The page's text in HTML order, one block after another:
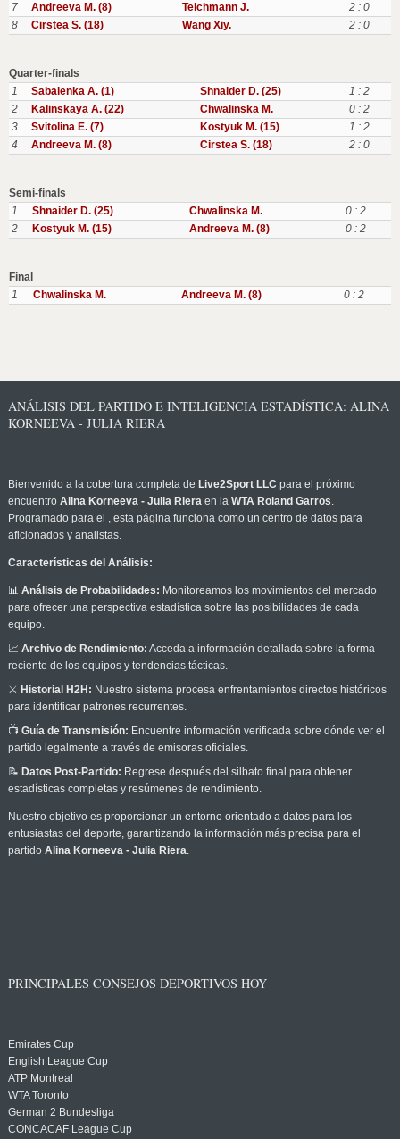
7
Andreeva M. (8) Teichmann J.
2 : 0
8
Cirstea S. (18) Wang Xiy. 2 : 0
Quarter-finals
1
Sabalenka A. (1) Shnaider D. (25)
1 : 2
2
Kalinskaya A. (22) Chwalinska M.
0 : 2
3
Svitolina E. (7) Kostyuk M. (15)
1 : 2
4
Andreeva M. (8) Cirstea S. (18) 2 : 0
Semi-finals
1
Shnaider D. (25) Chwalinska M.
0 : 2
2
Kostyuk M. (15) Andreeva M. (8) 0 : 2
Final
1
Chwalinska M. Andreeva M. (8) 0 : 2
ANÁLISIS DEL PARTIDO E INTELIGENCIA ESTADÍSTICA: ALINA
KORNEEVA - JULIA RIERA
Bienvenido a la cobertura completa de Live2Sport LLC para el próximo
encuentro Alina Korneeva - Julia Rieraen la WTA Roland Garros.
Programado para el , esta página funciona como un centro de datos para
aficionados y analistas.
Características del Análisis:
📊 Análisis de Probabilidades: Monitoreamos los movimientos del mercado
para ofrecer una perspectiva estadística sobre las posibilidades de cada
equipo.
📈 Archivo de Rendimiento: Acceda a información detallada sobre la forma
reciente de los equipos y tendencias tácticas.
⚔️ Historial H2H: Nuestro sistema procesa enfrentamientos directos históricos
para identificar patrones recurrentes.
📺 Guía de Transmisión: Encuentre información verificada sobre dónde ver el
partido legalmente a través de emisoras oficiales.
📝 Datos Post-Partido: Regrese después del silbato final para obtener
estadísticas completas y resúmenes de rendimiento.
Nuestro objetivo es proporcionar un entorno orientado a datos para los
entusiastas del deporte, garantizando la información más precisa para el
partido Alina Korneeva - Julia Riera.
PRINCIPALES CONSEJOS DEPORTIVOS HOY
Emirates Cup
English League Cup
ATP Montreal
WTA Toronto
German 2 Bundesliga
CONCACAF League Cup